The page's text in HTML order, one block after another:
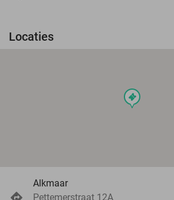
Locaties
events
Alkmaar
Pettemerstraat 12A